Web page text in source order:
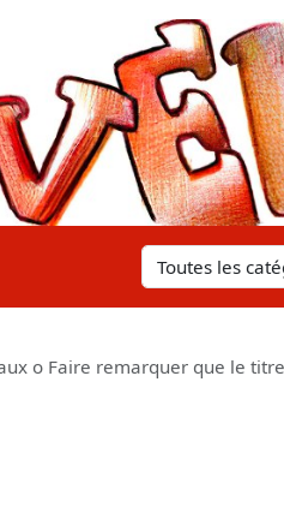
o Faire remarquer que le